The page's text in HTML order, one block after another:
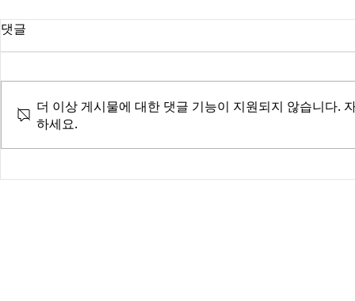
탐정, 합법과 불법 사이
인터폴 적색
댓글
더 이상 게시물에 대한 댓글 기능이 지원되지 않습니다.
하세요.